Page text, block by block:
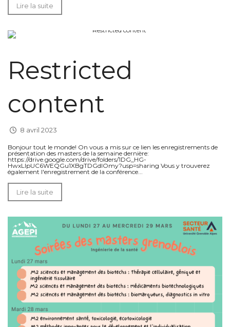
Lire la suite
Restricted
content
8 avril 2023
Bonjour tout le monde! On vous a mis sur ce lien les enregistrements de
présentation des masters de la semaine dernière:
https://drive.google.com/drive/folders/1DG_HG-
HwxLIpUC6WEQGu1XBgTDGdIOmy?usp=sharing Vous y trouverez
également l'enregistrement de la conférence...
Lire la suite